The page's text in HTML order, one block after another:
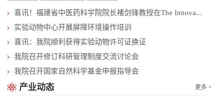
喜讯！福建省中医药科学院院长褚剑锋教授在The Innova...
实验动物中心开展屏障环境操作培训
喜讯：我院顺利获得实验动物许可证换证
我院召开修订科研管理制度交流讨论会
我院召开国家自然科学基金申报指导会
产业动态 更多 +